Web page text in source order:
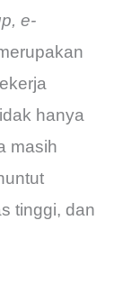
e-
hanya
masih
tinggi, dan